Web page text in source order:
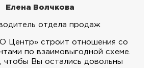
Елена Волчкова
отдела продаж
Центр» строит отношения со
по взаимовыгодной схеме.
чтобы Вы остались довольны